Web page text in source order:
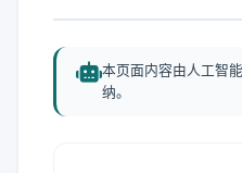
本页面内容由人工智
纳。